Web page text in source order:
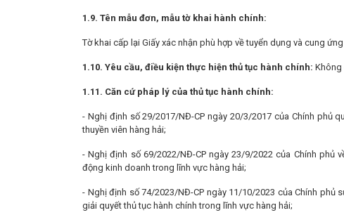
1.9. Tên mẫu đơn, mẫu tờ khai hành chính:
Tờ khai cấp lại Giấy xác nhận phù hợp về tuyển dụng và cung
1.10. Yêu cầu, điều kiện thực hiện thủ tục hành chính: Không
1.11. Căn cứ pháp lý của thủ tục hành chính:
- Nghị định số 29/2017/NĐ-CP ngày 20/3/2017 của Chính phủ
thuyền viên hàng hải;
- Nghị định số 69/2022/NĐ-CP ngày 23/9/2022 của Chính
động kinh doanh trong lĩnh vực hàng hải;
- Nghị định số 74/2023/NĐ-CP ngày 11/10/2023 của Chính
giải quyết thủ tục hành chính trong lĩnh vực hàng hải;